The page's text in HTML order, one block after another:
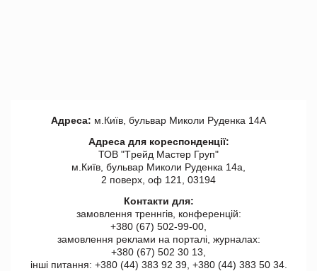
Адреса: м.Київ, бульвар Миколи Руденка 14А
Адреса для кореспонденції:
ТОВ "Tрейд Мастер Груп"
м.Київ, бульвар Миколи Руденка 14а,
2 поверх, оф 121, 03194
Контакти для:
замовлення треннгів, конференцій:
+380 (67) 502-99-00,
замовлення реклами на порталі, журналах:
+380 (67) 502 30 13,
інші питання: +380 (44) 383 92 39, +380 (44) 383 50 34.